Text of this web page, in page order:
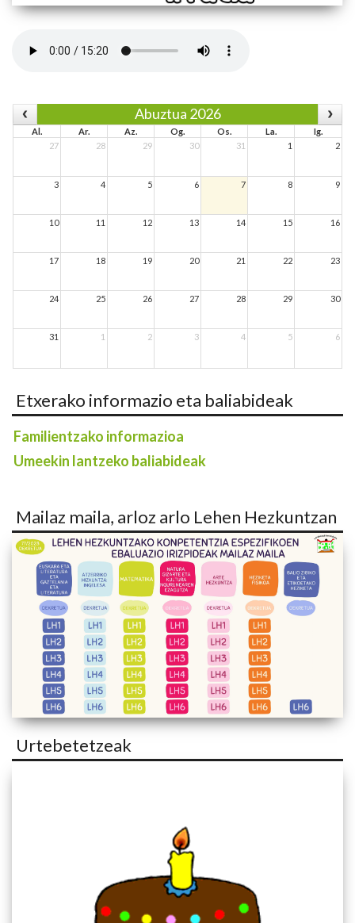
Abuztua 2026
Al. Ar. Az. Og. Os. La.
Ig.
27
28 29 30 31 1 2
3 4 5 6 7 8 9
10 11 12 13 14 15 16
17 18 19 20 21 22 23
24 25 26 27 28 29 30
31 1 2 3 4 5 6
Etxerako informazio eta baliabideak
Familientzako informazioa
Umeekin lantzeko baliabideak
Mailaz maila, arloz arlo Lehen Hezkuntzan
Urtebetetzeak